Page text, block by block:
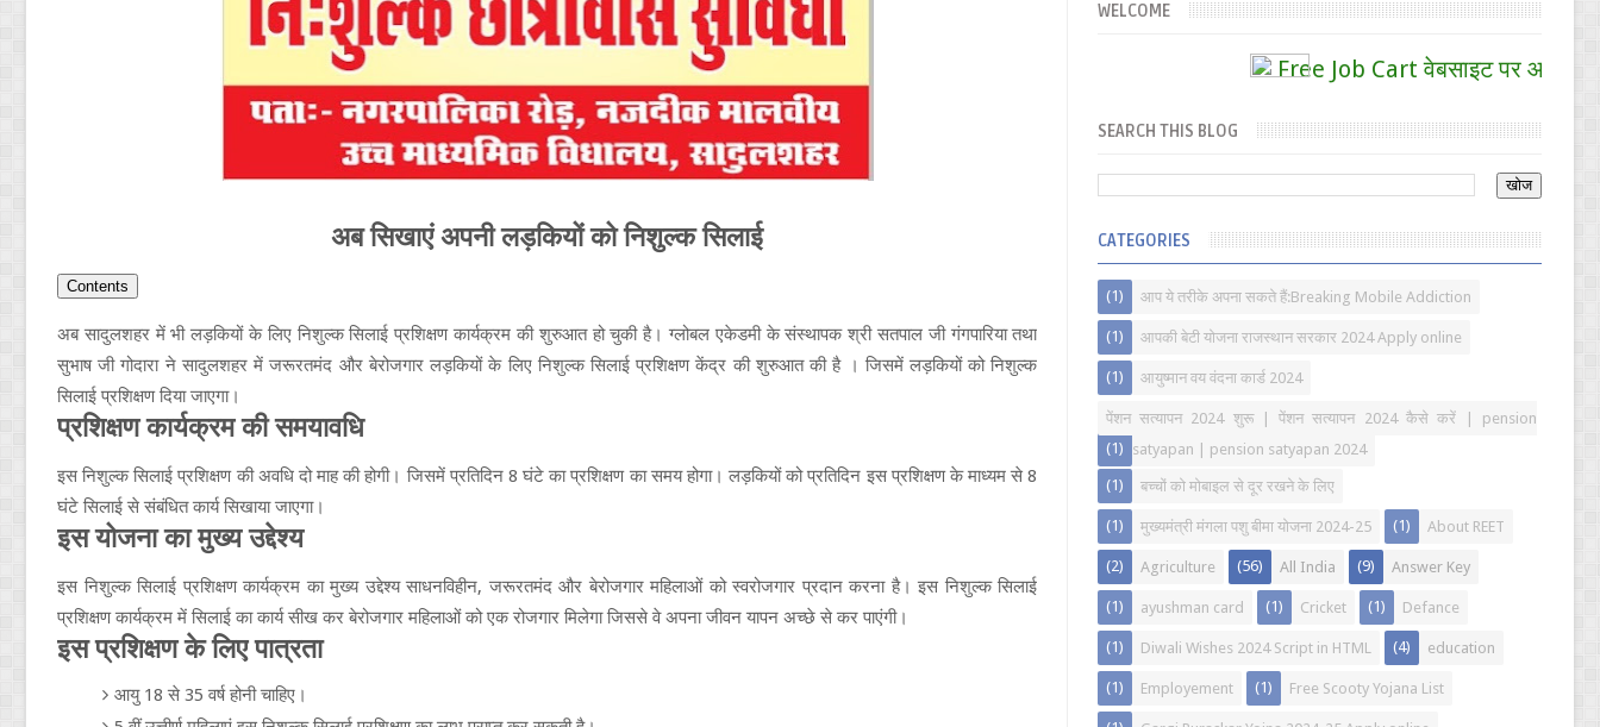
अब सिखाएं अपनी लड़कियों को निशुल्क सिलाई
Contents
अब सादुलशहर में भी लड़कियों के लिए निशुल्क सिलाई प्रशिक्षण कार्यक्रम की शुरुआत हो चुकी है। ग्लोबल एकेडमी के संस्थापक श्री सतपाल जी गंगपारिया तथा
सुभाष जी गोदारा ने सादुलशहर में जरूरतमंद और बेरोजगार लड़कियों के लिए निशुल्क सिलाई प्रशिक्षण केंद्र की शुरुआत की है । जिसमें लड़कियों को निशुल्क
सिलाई प्रशिक्षण दिया जाएगा।
प्रशिक्षण कार्यक्रम की समयावधि
इस निशुल्क सिलाई प्रशिक्षण की अवधि दो माह की होगी। जिसमें प्रतिदिन 8 घंटे का प्रशिक्षण का समय होगा। लड़कियों को प्रतिदिन इस प्रशिक्षण के माध्यम से 8
घंटे सिलाई से संबंधित कार्य सिखाया जाएगा।
इस योजना का मुख्य उद्देश्य
इस निशुल्क सिलाई प्रशिक्षण कार्यक्रम का मुख्य उद्देश्य साधनविहीन, जरूरतमंद और बेरोजगार महिलाओं को स्वरोजगार प्रदान करना है। इस निशुल्क सिलाई
प्रशिक्षण कार्यक्रम में सिलाई का कार्य सीख कर बेरोजगार महिलाओं को एक रोजगार मिलेगा जिससे वे अपना जीवन यापन अच्छे से कर पाएंगी।
इस प्रशिक्षण के लिए पात्रता
आयु 18 से 35 वर्ष होनी चाहिए।
WELCOME
Free Job Cart वेबसाइट पर आपका
SEARCH THIS BLOG
CATEGORIES
आप ये तरीके अपना सकते हैं:Breaking Mobile Addiction
(1)
आपकी बेटी योजना राजस्थान सरकार 2024 Apply online
(1)
आयुष्मान वय वंदना कार्ड 2024
(1)
पेंशन सत्यापन 2024 शुरू | पेंशन सत्यापन 2024 कैसे करें | pension
satyapan | pension satyapan 2024
(1)
बच्चों को मोबाइल से दूर रखने के लिए
(1)
मुख्यमंत्री मंगला पशु बीमा योजना 2024-25
(1) About REET
(1)
Agriculture
(2) All India
(56) Answer Key
(9)
ayushman card
(1) Cricket
(1) Defance
(1)
Diwali Wishes 2024 Script in HTML
(1) education
(4)
Employement
(1) Free Scooty Yojana List
(1)